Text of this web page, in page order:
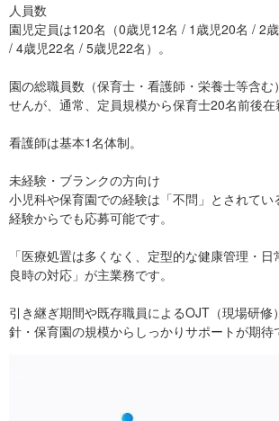
人員数
園児定員は120名（0歳児12名 / 1歳児20名 / 2
/ 4歳児22名 / 5歳児22名）。​
園の総職員数（保育士・看護師・栄養士等含む
せんが、通常、定員規模から保育士20名前後在
看護師は基本1名体制。​
未経験・ブランクの方向け
小児科や保育園での経験は「不問」とされて
経験からでも応募可能です。​
「医療処置は多くなく、定型的な健康管理・
良時の対応」が主業務です。​
引き継ぎ期間や既存職員によるOJT（現場研修
針・保育園の規模からしっかりサポートが期待